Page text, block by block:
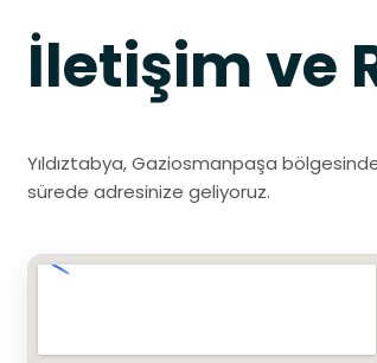
İletişim ve
Yıldıztabya, Gaziosmanpaşa
sürede adresinize geliyoruz.